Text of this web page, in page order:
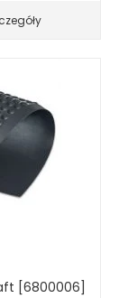
[6800006]